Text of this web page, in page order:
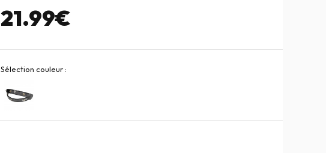
21.99€
Sélection couleur :